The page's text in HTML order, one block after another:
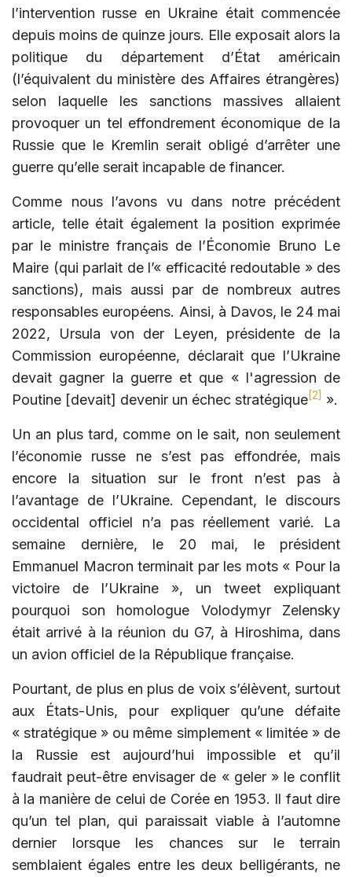
l’intervention russe en Ukraine était commencée
depuis moins de quinze jours. Elle exposait alors la
politique du département d’État américain
(l’équivalent du ministère des Affaires étrangères)
selon laquelle les sanctions massives allaient
provoquer un tel effondrement économique de la
Russie que le Kremlin serait obligé d’arrêter une
guerre qu’elle serait incapable de financer.
Comme nous l’avons vu dans notre précédent
article, telle était également la position exprimée
par le ministre français de l’Économie Bruno Le
Maire (qui parlait de l’« efficacité redoutable » des
sanctions), mais aussi par de nombreux autres
responsables européens. Ainsi, à Davos, le 24 mai
2022, Ursula von der Leyen, présidente de la
Commission européenne, déclarait que l’Ukraine
devait gagner la guerre et que « l'agression de
Poutine [devait] devenir un échec stratégique[2] ».
Un an plus tard, comme on le sait, non seulement
l’économie russe ne s’est pas effondrée, mais
encore la situation sur le front n’est pas à
l’avantage de l’Ukraine. Cependant, le discours
occidental officiel n’a pas réellement varié. La
semaine dernière, le 20 mai, le président
Emmanuel Macron terminait par les mots « Pour la
victoire de l’Ukraine », un tweet expliquant
pourquoi son homologue Volodymyr Zelensky
était arrivé à la réunion du G7, à Hiroshima, dans
un avion officiel de la République française.
Pourtant, de plus en plus de voix s’élèvent, surtout
aux États-Unis, pour expliquer qu’une défaite
« stratégique » ou même simplement « limitée » de
la Russie est aujourd’hui impossible et qu’il
faudrait peut-être envisager de « geler » le conflit
à la manière de celui de Corée en 1953. Il faut dire
qu’un tel plan, qui paraissait viable à l’automne
dernier lorsque les chances sur le terrain
semblaient égales entre les deux belligérants, ne